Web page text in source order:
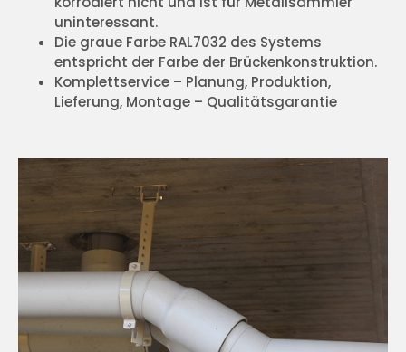
uninteressant.
Die graue Farbe RAL7032 des Systems
entspricht der Farbe der Brückenkonstruktion.
Komplettservice – Planung, Produktion,
Lieferung, Montage – Qualitätsgarantie